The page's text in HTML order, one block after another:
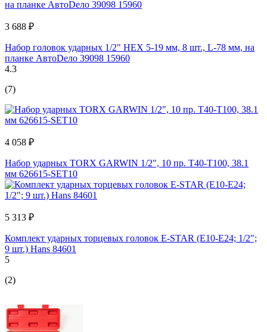
3 688 ₽
Набор головок ударных 1/2" HEX 5-19 мм, 8 шт., L-78 мм, на
планке АвтоDело 39098 15960
4.3
(7)
4 058 ₽
Набор ударных TORX GARWIN 1/2", 10 пр. T40-T100, 38.1
мм 626615-SET10
5 313 ₽
Комплект ударных торцевых головок E-STAR (Е10-Е24; 1/2";
9 шт.) Hans 84601
5
(2)